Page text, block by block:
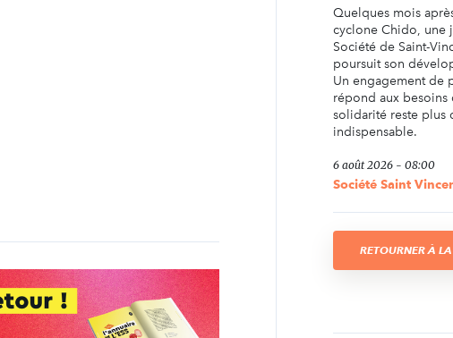
Quelques mois
cyclone Chido, une
Société de Saint-
poursuit son
Un engagement de
répond aux
solidarité reste plus
indispensable.
6 août 2026 - 08:00
Société Saint
RETOURNER À